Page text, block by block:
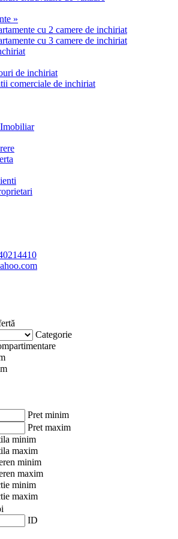
»
cu 2 camere de inchiriat
cu 3 camere de inchiriat
de inchiriat
comerciale de inchiriat
Categorie
Pret minim
Pret maxim
minim
maxim
minim
maxim
minim
maxim
ID